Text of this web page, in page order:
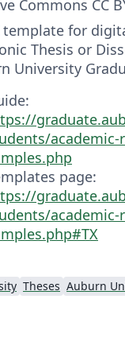
Commons CC
template for
Thesis or
University
page:
Theses Auburn